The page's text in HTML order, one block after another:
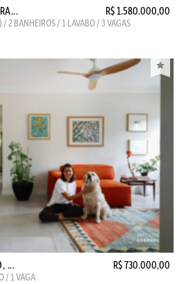
R$ 1.580.000,00
/ 2 BANHEIROS / 1 LAVABO / 3 VAGAS
... R$ 730.000,00
/ 1 VAGA